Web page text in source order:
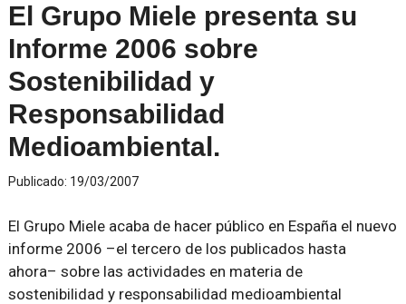
El Grupo Miele presenta su
Informe 2006 sobre
Sostenibilidad y
Responsabilidad
Medioambiental.
Publicado: 19/03/2007
El Grupo Miele acaba de hacer público en España el nuevo
informe 2006 –el tercero de los publicados hasta
ahora– sobre las actividades en materia de
sostenibilidad y responsabilidad medioambiental